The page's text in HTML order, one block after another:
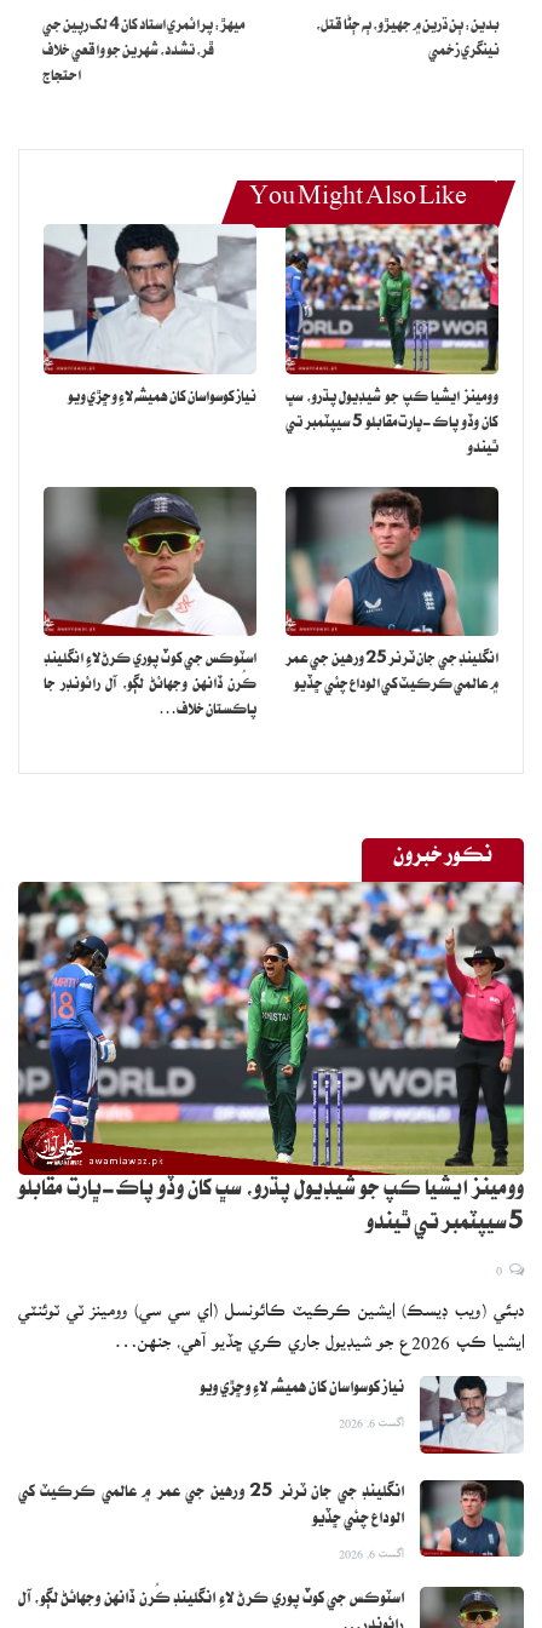
بدين: ٻن ڌرين ۾ جهيڙو، ٻه ڄڻا قتل،
نينگري زخمي
ميهڙ: پرائمري استاد کان 4 لک رپين جي
ڦر، تشدد، شهرين جو واقعي خلاف
احتجاج
You Might Also Like
وومينز ايشيا ڪپ جو شيڊيول پڌرو، سڀ
کان وڏو پاڪ-ڀارت مقابلو 5 سيپٽمبر تي
ٿيندو
نياز کوسواسان کان هميشه لاءِ وڇڙي ويو
انگلينڊ جي جان ٽرنر 25 ورهين جي عمر
۾ عالمي ڪرڪيٽ کي الوداع چئي ڇڏيو
اسٽوڪس جي کوٽ پوري ڪرڻ لاءِ انگلينڊ
ڪُرن ڏانهن وجهائڻ لڳو، آل رائونڊر جا
پاڪستان خلاف…
نڪور خبرون
وومينز ايشيا ڪپ جو شيڊيول پڌرو، سڀ کان وڏو پاڪ-ڀارت مقابلو
5 سيپٽمبر تي ٿيندو
دبئي (ويب ڊيسڪ) ايشين ڪرڪيٽ ڪائونسل (اي سي سي) وومينز ٽي ٽوئنٽي
ايشيا ڪپ 2026ع جو شيڊيول جاري ڪري ڇڏيو آهي، جنهن…
نياز کوسواسان کان هميشه لاءِ وڇڙي ويو
اگست 6, 2026
انگلينڊ جي جان ٽرنر 25 ورهين جي عمر ۾ عالمي ڪرڪيٽ کي
الوداع چئي ڇڏيو
اگست 6, 2026
اسٽوڪس جي کوٽ پوري ڪرڻ لاءِ انگلينڊ ڪُرن ڏانهن وجهائڻ لڳو، آل